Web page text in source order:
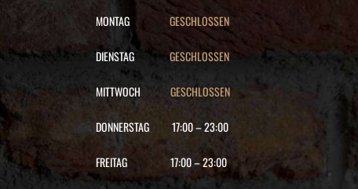
MONTAG GESCHLOSSEN
DIENSTAG GESCHLOSSEN
MITTWOCH GESCHLOSSEN
DONNERSTAG 17:00–23:00
FREITAG 17:00–23:00